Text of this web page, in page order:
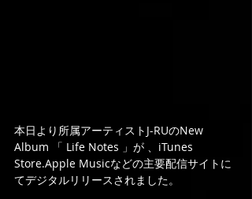
本日より所属アーティストJ-RUのNew
Album 「 Life Notes 」が 、iTunes
Store.Apple Musicなどの主要配信サイトに
てデジタルリリースされました。